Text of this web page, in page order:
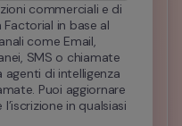
commerciali e di
in base al
come Email,
SMS o chiamate
agenti di intelligenza
Puoi aggiornare
in qualsiasi